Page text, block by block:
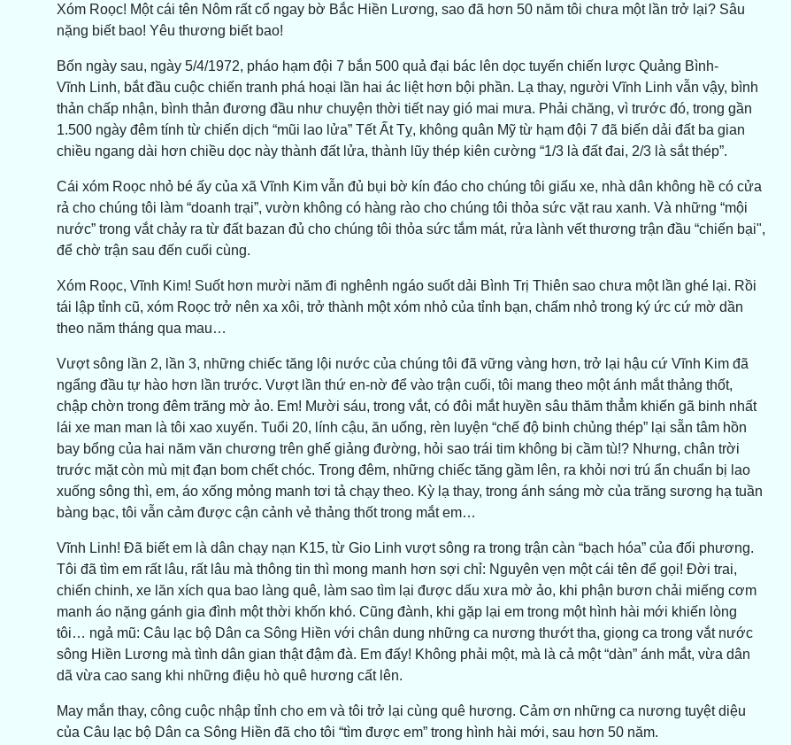
Xóm Roọc! Một cái tên Nôm rất cổ ngay bờ Bắc Hiền Lương, sao đã hơn 50 năm tôi chưa một lần trở lại? Sâu
nặng biết bao! Yêu thương biết bao!
Bốn ngày sau, ngày 5/4/1972, pháo hạm đội 7 bắn 500 quả đại bác lên dọc tuyến chiến lược Quảng Bình-
Vĩnh Linh, bắt đầu cuộc chiến tranh phá hoại lần hai ác liệt hơn bội phần. Lạ thay, người Vĩnh Linh vẫn vậy, bình
thản chấp nhận, bình thản đương đầu như chuyện thời tiết nay gió mai mưa. Phải chăng, vì trước đó, trong gần
1.500 ngày đêm tính từ chiến dịch “mũi lao lửa” Tết Ất Tỵ, không quân Mỹ từ hạm đội 7 đã biến dải đất ba gian
chiều ngang dài hơn chiều dọc này thành đất lửa, thành lũy thép kiên cường “1/3 là đất đai, 2/3 là sắt thép”.
Cái xóm Roọc nhỏ bé ấy của xã Vĩnh Kim vẫn đủ bụi bờ kín đáo cho chúng tôi giấu xe, nhà dân không hề có cửa
rả cho chúng tôi làm “doanh trại”, vườn không có hàng rào cho chúng tôi thỏa sức vặt rau xanh. Và những “mội
nước” trong vắt chảy ra từ đất bazan đủ cho chúng tôi thỏa sức tắm mát, rửa lành vết thương trận đầu “chiến bại",
để chờ trận sau đến cuối cùng.
Xóm Roọc, Vĩnh Kim! Suốt hơn mười năm đi nghênh ngáo suốt dải Bình Trị Thiên sao chưa một lần ghé lại. Rồi
tái lập tỉnh cũ, xóm Roọc trở nên xa xôi, trở thành một xóm nhỏ của tỉnh bạn, chấm nhỏ trong ký ức cứ mờ dần
theo năm tháng qua mau…
Vượt sông lần 2, lần 3, những chiếc tăng lội nước của chúng tôi đã vững vàng hơn, trở lại hậu cứ Vĩnh Kim đã
ngẩng đầu tự hào hơn lần trước. Vượt lần thứ en-nờ để vào trận cuối, tôi mang theo một ánh mắt thảng thốt,
chập chờn trong đêm trăng mờ ảo. Em! Mười sáu, trong vắt, có đôi mắt huyền sâu thăm thẳm khiến gã binh nhất
lái xe man man là tôi xao xuyến. Tuổi 20, lính cậu, ăn uống, rèn luyện “chế độ binh chủng thép” lại sẵn tâm hồn
bay bổng của hai năm văn chương trên ghế giảng đường, hỏi sao trái tim không bị cầm tù!? Nhưng, chân trời
trước mặt còn mù mịt đạn bom chết chóc. Trong đêm, những chiếc tăng gầm lên, ra khỏi nơi trú ẩn chuẩn bị lao
xuống sông thì, em, áo xống mỏng manh tơi tả chạy theo. Kỳ lạ thay, trong ánh sáng mờ của trăng sương hạ tuần
bàng bạc, tôi vẫn cảm được cận cảnh vẻ thảng thốt trong mắt em…
Vĩnh Linh! Đã biết em là dân chạy nạn K15, từ Gio Linh vượt sông ra trong trận càn “bạch hóa” của đối phương.
Tôi đã tìm em rất lâu, rất lâu mà thông tin thì mong manh hơn sợi chỉ: Nguyên vẹn một cái tên để gọi! Đời trai,
chiến chinh, xe lăn xích qua bao làng quê, làm sao tìm lại được dấu xưa mờ ảo, khi phận bươn chải miếng cơm
manh áo nặng gánh gia đình một thời khốn khó. Cũng đành, khi gặp lại em trong một hình hài mới khiến lòng
tôi… ngả mũ: Câu lạc bộ Dân ca Sông Hiền với chân dung những ca nương thướt tha, giọng ca trong vắt nước
sông Hiền Lương mà tình dân gian thật đậm đà. Em đấy! Không phải một, mà là cả một “dàn” ánh mắt, vừa dân
dã vừa cao sang khi những điệu hò quê hương cất lên.
May mắn thay, công cuộc nhập tỉnh cho em và tôi trở lại cùng quê hương. Cảm ơn những ca nương tuyệt diệu
của Câu lạc bộ Dân ca Sông Hiền đã cho tôi “tìm được em” trong hình hài mới, sau hơn 50 năm.